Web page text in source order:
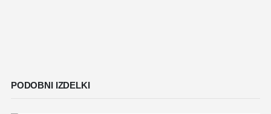
PODOBNI IZDELKI